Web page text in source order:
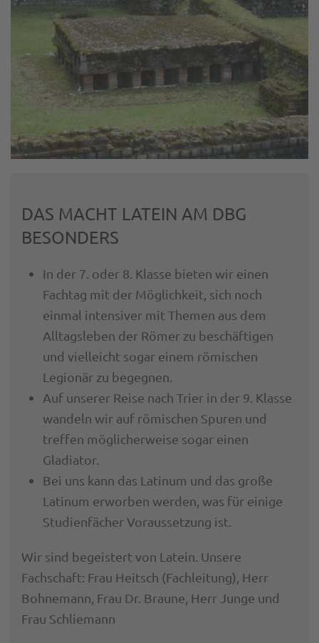
DAS MACHT LATEIN AM DBG
BESONDERS
In der 7. oder 8. Klasse bieten wir einen
Fachtag mit der Möglichkeit, sich noch
einmal intensiver mit Themen aus dem
Alltagsleben der Römer zu beschäftigen
und vielleicht sogar einem römischen
Legionär zu begegnen.
Auf unserer Reise nach Trier in der 9. Klasse
wandeln wir auf römischen Spuren und
treffen möglicherweise sogar einen
Gladiator.
Bei uns kann das Latinum und das große
Latinum erworben werden, was für einige
Studienfächer Voraussetzung ist.
Wir sind begeistert von Latein. Unsere
Fachschaft: Frau Heitsch (Fachleitung), Herr
Bohnemann, Frau Dr. Braune, Herr Junge und
Frau Schliemann